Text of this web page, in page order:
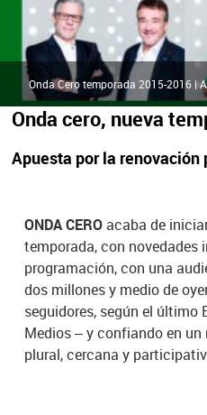
Onda cero, nueva
Apuesta por la renovación
Onda Cero temporada 2015-2016 |
ONDA CEROacaba de
temporada, con novedades
programación, con una
dos millones y medio de
seguidores, según el último
Medios – y confiando en un
plural, cercana y